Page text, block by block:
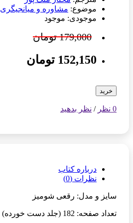
موضوع: مشاوره و میانجیگری
موجودی: موجود
179,000 تومان
152,150 تومان
خرید
0 نظر / نظر بدهید
درباره کتاب
نظرات (0)
سایز و مدل: رقعی شومیز
تعداد صفحه: 182 (جلد دست خورده)